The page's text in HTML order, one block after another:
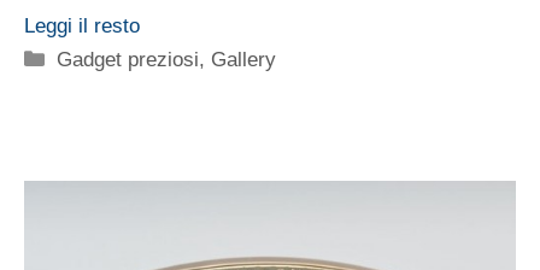
Leggi il resto
Categorie
Gadget preziosi, Gallery